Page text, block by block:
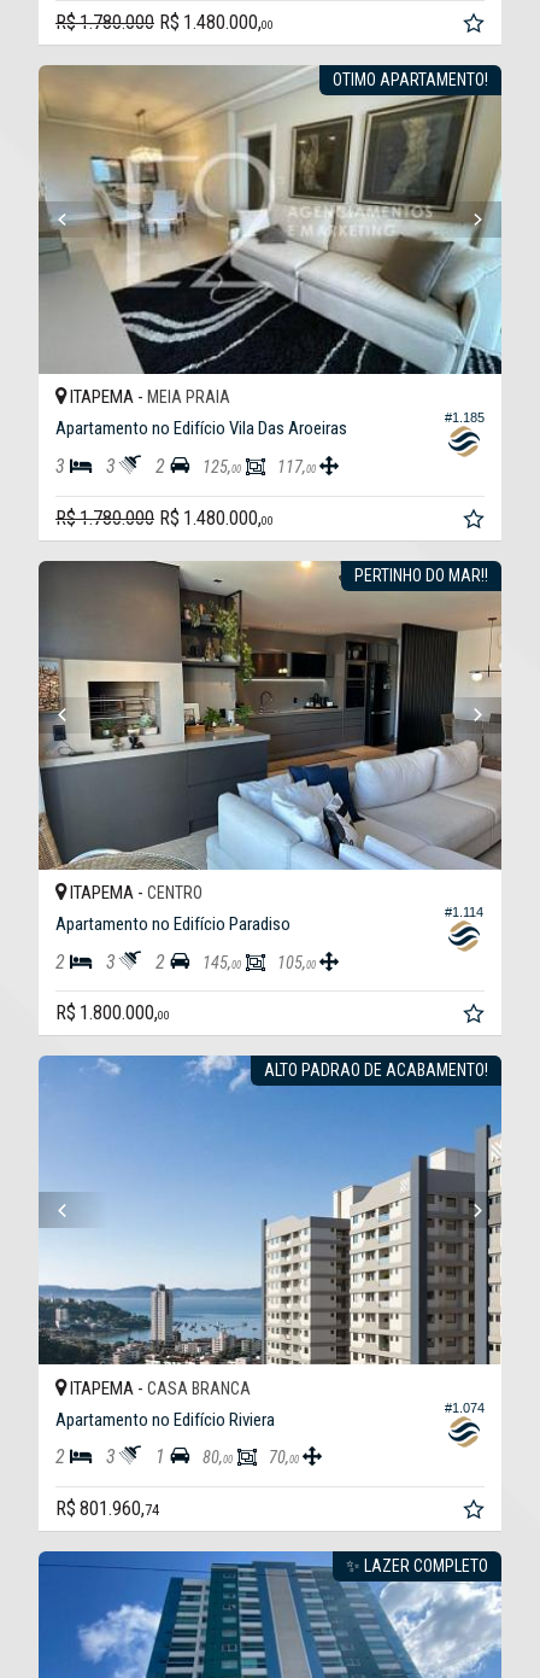
R$ 1.780.000 R$ 1.480.000,00
OTIMO APARTAMENTO!
#1.185
ITAPEMA - MEIA PRAIA
Apartamento no Edifício Vila Das Aroeiras
3 3 2 125,00 117,00
R$ 1.780.000 R$ 1.480.000,00
PERTINHO DO MAR!!
#1.114
ITAPEMA - CENTRO
Apartamento no Edifício Paradiso
2 3 2 145,00 105,00
R$ 1.800.000,00
ALTO PADRAO DE ACABAMENTO!
#1.074
ITAPEMA - CASA BRANCA
Apartamento no Edifício Riviera
2 3 1 80,00 70,00
R$ 801.960,74
✨ LAZER COMPLETO